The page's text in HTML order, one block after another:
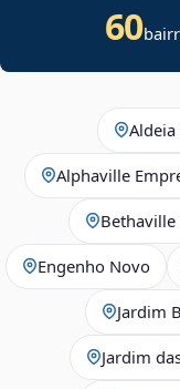
60
Alphaville
Engenho Novo
Jardim
Jardim